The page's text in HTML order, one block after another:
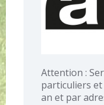
Attention :
particuliers
an et par